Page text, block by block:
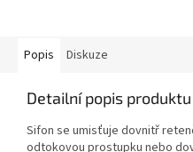
Popis Diskuze
Detailní popis produktu
Sifon se umisťuje dovnitř
odtokovou prostupku nebo